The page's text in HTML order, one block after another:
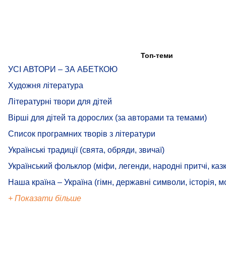
Топ-теми
УСІ АВТОРИ – ЗА АБЕТКОЮ
Художня література
Літературні твори для дітей
Вірші для дітей та дорослих (за авторами та темами)
Список програмних творів з літератури
Українські традиції (свята, обряди, звичаї)
Український фольклор (міфи, легенди, народні притчі,
Наша країна – Україна (гімн, державні символи, історія,
+ Показати більше